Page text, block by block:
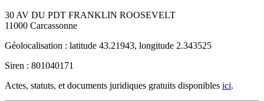
30 AV DU PDT FRANKLIN ROOSEVELT
11000 Carcassonne
Géolocalisation : latitude 43.21943, longitude 2.343525
Siren : 801040171
Actes, statuts, et documents juridiques gratuits disponibles ici.